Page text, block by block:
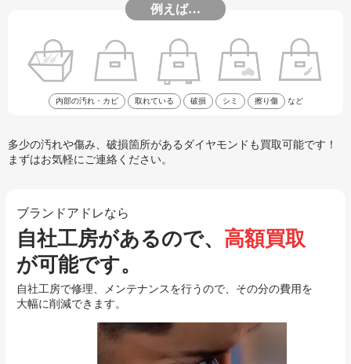
例えば…
内部の汚れ・カビ 取れている 破損 シミ 擦り傷 など
多少の汚れや傷み、破損箇所があるダイヤモンドも買取可能です！
まずはお気軽にご連絡ください。
ブランドアドレなら
自社工房があるので、 高額買取
が可能です。
自社工房で修理、メンテナンスを行うので、その分の費用を
大幅に削減できます。